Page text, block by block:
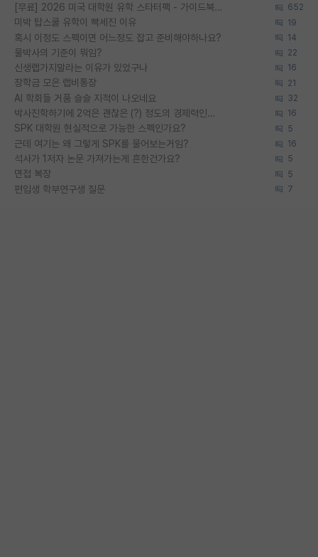
[무료] 2026 미국 대학원 유학 스타터팩 - 가이드북 & 합격자 컨택메일 템플릿 652
미박 탑스쿨 유학이 빡세진 이유 19
혹시 이정도 스펙이면 어느정도 잡고 준비해야하나요? 14
물박사의 기준이 뭐임? 22
신생랩가지말라는 이유가 있었구나 16
장학금 모은 랩비통장 21
AI 학회들 거품 슬슬 지적이 나오네요 32
박사진학하기에 2억은 괜찮은 (?) 정도의 경제력인가요 16
SPK 대학원 현실적으로 가능한 스펙인가요? 5
근데 여기는 왜 그렇게 SPK를 물어보는거임? 16
석사가 1저자 논문 가져가는게 흔한건가요? 5
면접 복장 5
편입생 학부연구생 질문 7